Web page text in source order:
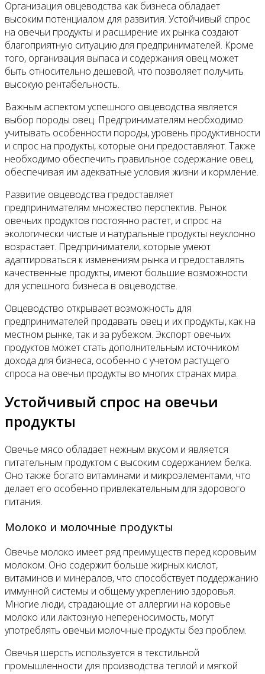
Организация овцеводства как бизнеса обладает
высоким потенциалом для развития. Устойчивый спрос
на овечьи продукты и расширение их рынка создают
благоприятную ситуацию для предпринимателей. Кроме
того, организация выпаса и содержания овец может
быть относительно дешевой, что позволяет получить
высокую рентабельность.
Важным аспектом успешного овцеводства является
выбор породы овец. Предпринимателям необходимо
учитывать особенности породы, уровень продуктивности
и спрос на продукты, которые они предоставляют. Также
необходимо обеспечить правильное содержание овец,
обеспечивая им адекватные условия жизни и кормление.
Развитие овцеводства предоставляет
предпринимателям множество перспектив. Рынок
овечьих продуктов постоянно растет, и спрос на
экологически чистые и натуральные продукты неуклонно
возрастает. Предприниматели, которые умеют
адаптироваться к изменениям рынка и предоставлять
качественные продукты, имеют большие возможности
для успешного бизнеса в овцеводстве.
Овцеводство открывает возможность для
предпринимателей продавать овец и их продукты, как на
местном рынке, так и за рубежом. Экспорт овечьих
продуктов может стать дополнительным источником
дохода для бизнеса, особенно с учетом растущего
спроса на овечьи продукты во многих странах мира.
Устойчивый спрос на овечьи
продукты
Овечье мясо обладает нежным вкусом и является
питательным продуктом с высоким содержанием белка.
Оно также богато витаминами и микроэлементами, что
делает его особенно привлекательным для здорового
питания.
Молоко и молочные продукты
Овечье молоко имеет ряд преимуществ перед коровьим
молоком. Оно содержит больше жирных кислот,
витаминов и минералов, что способствует поддержанию
иммунной системы и общему укреплению здоровья.
Многие люди, страдающие от аллергии на коровье
молоко или лактозную непереносимость, могут
употреблять овечьи молочные продукты без проблем.
Овечья шерсть используется в текстильной
промышленности для производства теплой и мягкой